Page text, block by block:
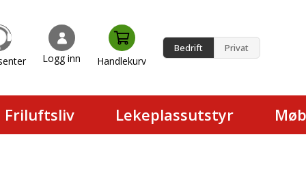
Logg inn Handlekurv
Bedrift Privat
Friluftsliv Lekeplassutstyr